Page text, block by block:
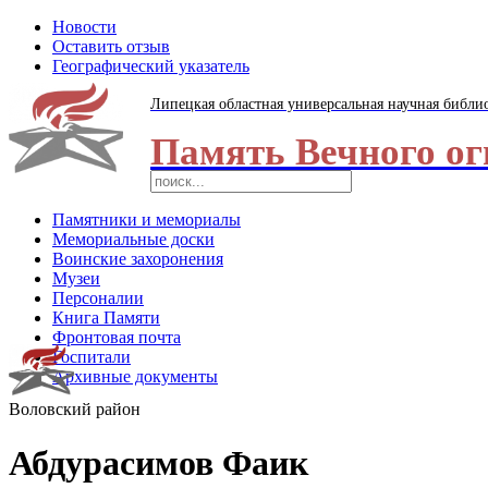
Новости
Оставить отзыв
Географический указатель
Липецкая областная универсальная научная
Память Вечного
Памятники и мемориалы
Мемориальные доски
Воинские захоронения
Музеи
Персоналии
Книга Памяти
Фронтовая почта
Госпитали
Архивные документы
Воловский район
Абдурасимов Фаик